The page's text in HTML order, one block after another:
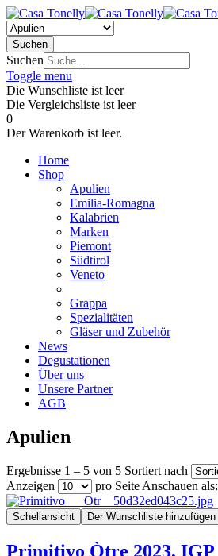
Suchen
Suchen
Toggle menu
Die Wunschliste ist leer
Die Vergleichsliste ist leer
0
Der Warenkorb ist leer.
Home
Shop
Apulien
Emilia-Romagna
Kalabrien
Marken
Piemont
Südtirol
Veneto
Grappa
Spezialitäten
Gläser und Zubehör
News
Degustationen
Über uns
Unsere Partner
AGB
Apulien
Ergebnisse 1 – 5 von 5 Sortiert nach
Anzeigen
pro Seite Anschauen als:
Schellansicht Der Wunschliste hinzufügen
Primitivo Òtre 2023, IGP